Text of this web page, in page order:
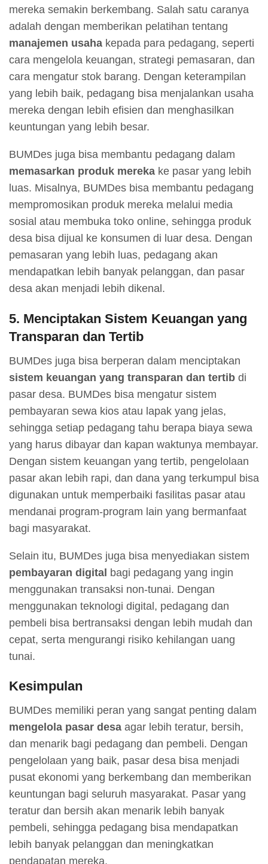
mereka semakin berkembang. Salah satu caranya
adalah dengan memberikan pelatihan tentang
manajemen usaha kepada para pedagang, seperti
cara mengelola keuangan, strategi pemasaran, dan
cara mengatur stok barang. Dengan keterampilan
yang lebih baik, pedagang bisa menjalankan usaha
mereka dengan lebih efisien dan menghasilkan
keuntungan yang lebih besar.
BUMDes juga bisa membantu pedagang dalam
memasarkan produk mereka ke pasar yang lebih
luas. Misalnya, BUMDes bisa membantu pedagang
mempromosikan produk mereka melalui media
sosial atau membuka toko online, sehingga produk
desa bisa dijual ke konsumen di luar desa. Dengan
pemasaran yang lebih luas, pedagang akan
mendapatkan lebih banyak pelanggan, dan pasar
desa akan menjadi lebih dikenal.
5. Menciptakan Sistem Keuangan yang
Transparan dan Tertib
BUMDes juga bisa berperan dalam menciptakan
sistem keuangan yang transparan dan tertib di
pasar desa. BUMDes bisa mengatur sistem
pembayaran sewa kios atau lapak yang jelas,
sehingga setiap pedagang tahu berapa biaya sewa
yang harus dibayar dan kapan waktunya membayar.
Dengan sistem keuangan yang tertib, pengelolaan
pasar akan lebih rapi, dan dana yang terkumpul bisa
digunakan untuk memperbaiki fasilitas pasar atau
mendanai program-program lain yang bermanfaat
bagi masyarakat.
Selain itu, BUMDes juga bisa menyediakan sistem
pembayaran digital bagi pedagang yang ingin
menggunakan transaksi non-tunai. Dengan
menggunakan teknologi digital, pedagang dan
pembeli bisa bertransaksi dengan lebih mudah dan
cepat, serta mengurangi risiko kehilangan uang
tunai.
Kesimpulan
BUMDes memiliki peran yang sangat penting dalam
mengelola pasar desa agar lebih teratur, bersih,
dan menarik bagi pedagang dan pembeli. Dengan
pengelolaan yang baik, pasar desa bisa menjadi
pusat ekonomi yang berkembang dan memberikan
keuntungan bagi seluruh masyarakat. Pasar yang
teratur dan bersih akan menarik lebih banyak
pembeli, sehingga pedagang bisa mendapatkan
lebih banyak pelanggan dan meningkatkan
pendapatan mereka.